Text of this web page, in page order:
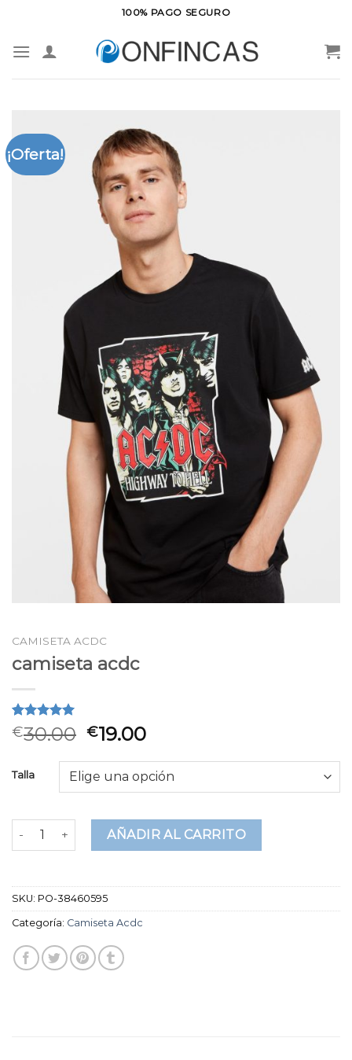
contenido
100% PAGO SEGURO
¡Oferta!
CAMISETA ACDC
camiseta acdc
Valorado
5.00sobre
2
puntuaciones
de clientes
€30.00 €19.00
Talla
camiseta acdc cantidadAÑADIR AL CARRITO
SKU: PO-38460595
Categoría: Camiseta Acdc